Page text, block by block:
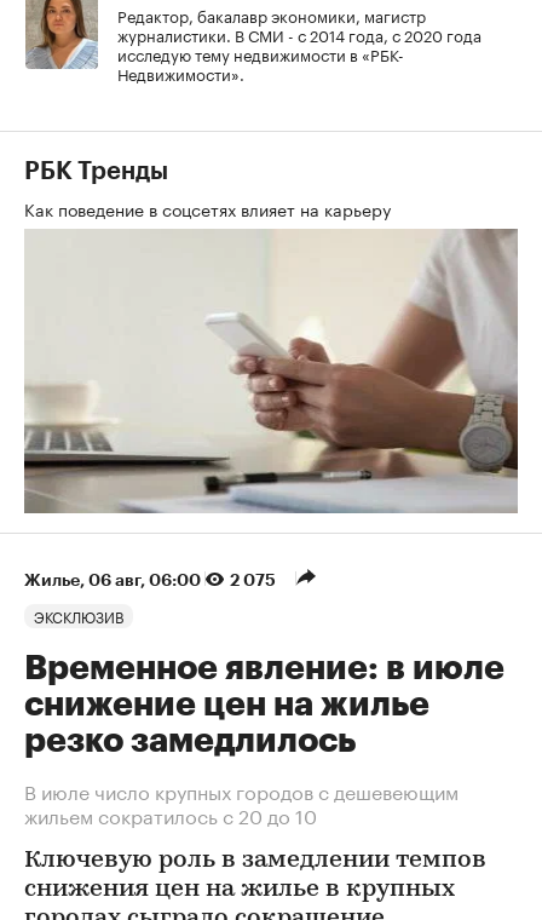
Редактор, бакалавр экономики, магистр
журналистики. В СМИ - с 2014 года, с 2020 года
исследую тему недвижимости в «РБК-
Недвижимости».
РБК Тренды
Как поведение в соцсетях влияет на карьеру
Жилье 06 авг, 06:00 2 075
ЭКСКЛЮЗИВ
Временное явление: в июле
снижение цен на жилье
резко замедлилось
В июле число крупных городов с дешевеющим
жильем сократилось с 20 до 10
Ключевую роль в замедлении темпов
снижения цен на жилье в крупных